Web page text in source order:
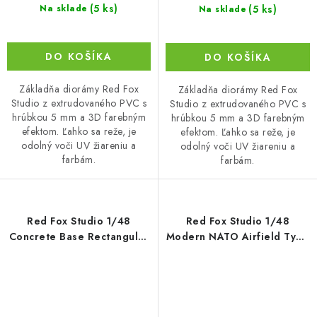
Na sklade (5 ks)
DO KOŠÍKA
Základňa diorámy Red Fox
Studio z extrudovaného PVC s
hrúbkou 5 mm a 3D farebným
efektom. Ľahko sa reže, je
odolný voči UV žiareniu a
farbám.
Na sklade (5 ks)
DO KOŠÍKA
Základňa diorámy Red Fox
Studio z extrudovaného PVC s
hrúbkou 5 mm a 3D farebným
efektom. Ľahko sa reže, je
odolný voči UV žiareniu a
farbám.
Red Fox Studio 1/48
Concrete Base Rectangular
Red Fox Studio 1/48
Modern NATO Airfield Type